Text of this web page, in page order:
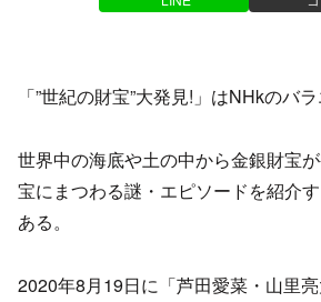
「”世紀の財宝”大発見!」はNHkのバラ
世界中の海底や土の中から金銀財宝
宝にまつわる謎・エピソードを紹介
ある。
2020年8月19日に「芦田愛菜・山里亮